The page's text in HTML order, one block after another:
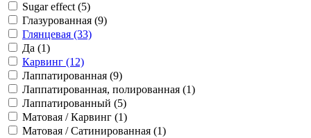
Sugar effect (5)
Глазурованная (9)
Глянцевая (33)
Да (1)
Карвинг (12)
Лаппатированная (9)
Лаппатированная, полированная (1)
Лаппатированный (5)
Матовая / Карвинг (1)
Матовая / Сатинированная (1)